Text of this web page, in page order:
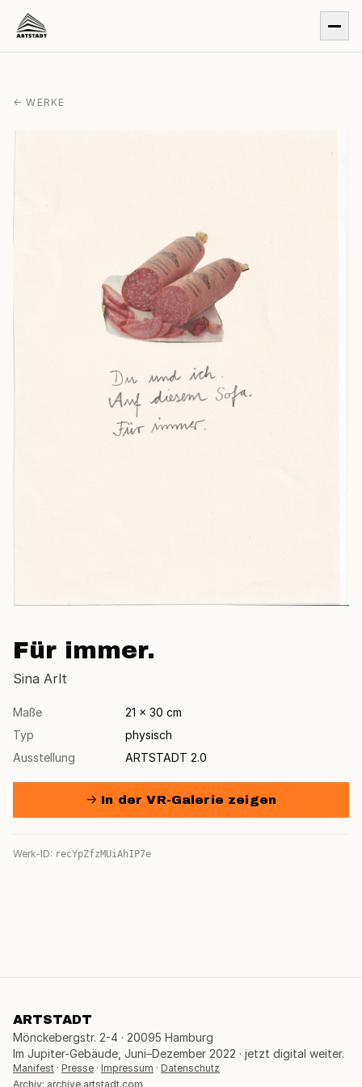
← WERKE
Für immer.
Sina Arlt
Maße
21 × 30 cm
Typ
physisch
Ausstellung
ARTSTADT 2.0
→ In der VR-Galerie zeigen
Werk-ID: recYpZfzMUiAhIP7e
ARTSTADT
Mönckebergstr. 2-4 · 20095 Hamburg
Im Jupiter-Gebäude, Juni–Dezember 2022 · jetzt digital weiter.
Manifest · Presse · Impressum · Datenschutz
Archiv: archive.artstadt.com